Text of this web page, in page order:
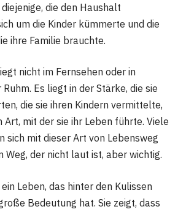
die den Haushalt
um die Kinder kümmerte und die
ihre Familie brauchte.
nicht im Fernsehen oder in
Es liegt in der Stärke, die sie
die sie ihren Kindern vermittelte,
Art, mit der sie ihr Leben führte. Viele
sich mit dieser Art von Lebensweg
Weg, der nicht laut ist, aber wichtig.
Leben, das hinter den Kulissen
Bedeutung hat. Sie zeigt, dass